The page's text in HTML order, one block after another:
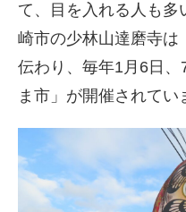
て、目を入れる人も多
崎市の少林山達磨寺は
伝わり、毎年1月6日
ま市」が開催されてい